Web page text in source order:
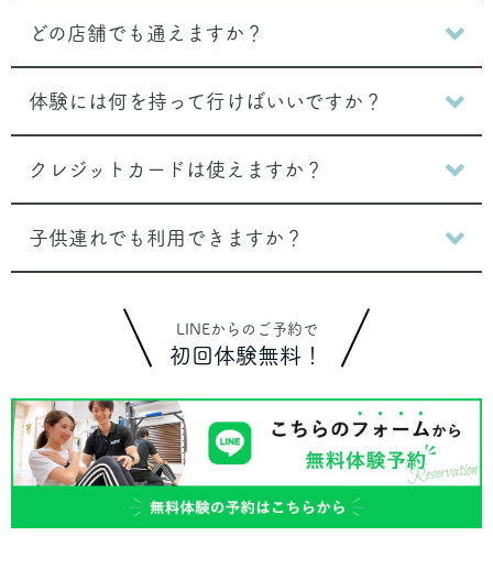
どの店舗でも通えますか？
体験には何を持って行けばいいですか？
クレジットカードは使えますか？
子供連れでも利用できますか？
LINEからのご予約で
初回体験無料！